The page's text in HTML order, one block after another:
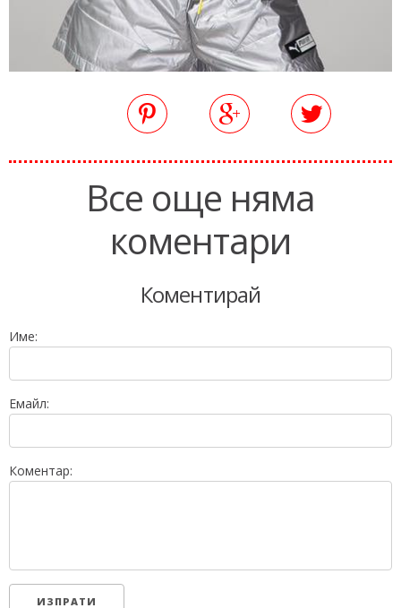
Все още няма
коментари
Коментирай
Име:
Емайл:
Коментар: